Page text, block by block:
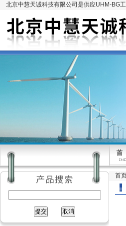
北京中慧天诚科技有限公司是供应UHM-BG
首